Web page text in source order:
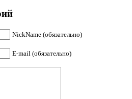
NickName (обязательно)
E-mail (обязательно)